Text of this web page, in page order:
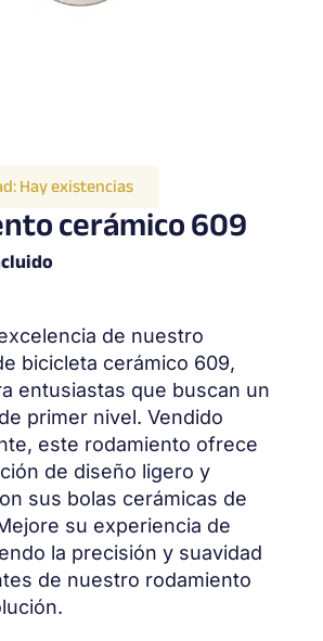
Hay existencias
cerámico 609
de nuestro
bicicleta cerámico 609,
entusiastas que buscan un
primer nivel. Vendido
este rodamiento ofrece
de diseño ligero y
sus bolas cerámicas de
su experiencia de
la precisión y suavidad
de nuestro rodamiento